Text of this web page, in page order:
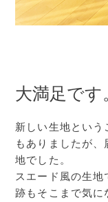
大満足です
新しい生地という
もありましたが
地でした。
スエード風の生地
跡もそこまで気に